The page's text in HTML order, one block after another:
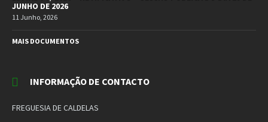
JUNHO DE 2026
11 Junho, 2026
MAIS DOCUMENTOS
INFORMAÇÃO DE CONTACTO
FREGUESIA DE CALDELAS